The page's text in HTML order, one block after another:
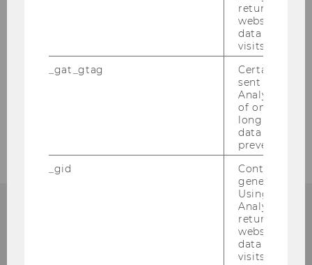
Was wurde aus ...
returning
website and
data from
visits.
_gat_gtag
Certain data
sent to
Analytics a
of once per
long as it is
data
prevented.
_gid
Contains a
generated
Using this
Analytics can
returning
website and
data from
visits.